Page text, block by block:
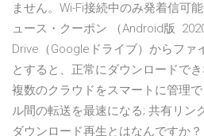
ません。Wi-Fi接続中のみ発着信可
ュース・クーポン （Android版
Drive（Googleドライブ）からファ
とすると、正常にダウンロードで
複数のクラウドをスマートに管理
ル間の転送を最速になる; 共有リン
ダウンロード再生とはなんですか